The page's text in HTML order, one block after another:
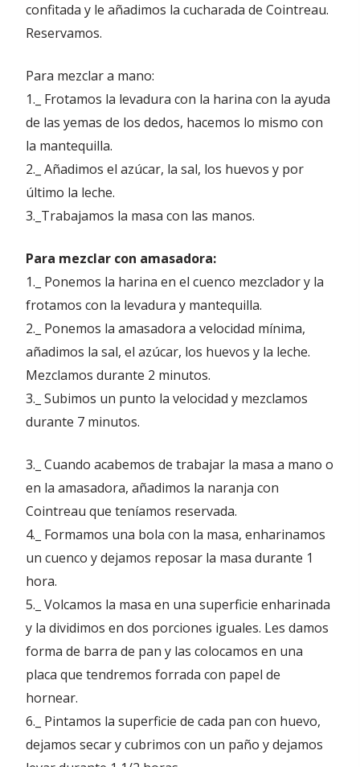
confitada y le añadimos la cucharada de Cointreau.
Reservamos.
Para mezclar a mano:
1._ Frotamos la levadura con la harina con la ayuda
de las yemas de los dedos, hacemos lo mismo con
la mantequilla.
2._ Añadimos el azúcar, la sal, los huevos y por
último la leche.
3._Trabajamos la masa con las manos.
Para mezclar con amasadora:
1._ Ponemos la harina en el cuenco mezclador y la
frotamos con la levadura y mantequilla.
2._ Ponemos la amasadora a velocidad mínima,
añadimos la sal, el azúcar, los huevos y la leche.
Mezclamos durante 2 minutos.
3._ Subimos un punto la velocidad y mezclamos
durante 7 minutos.
3._ Cuando acabemos de trabajar la masa a mano o
en la amasadora, añadimos la naranja con
Cointreau que teníamos reservada.
4._ Formamos una bola con la masa, enharinamos
un cuenco y dejamos reposar la masa durante 1
hora.
5._ Volcamos la masa en una superficie enharinada
y la dividimos en dos porciones iguales. Les damos
forma de barra de pan y las colocamos en una
placa que tendremos forrada con papel de
hornear.
6._ Pintamos la superficie de cada pan con huevo,
dejamos secar y cubrimos con un paño y dejamos